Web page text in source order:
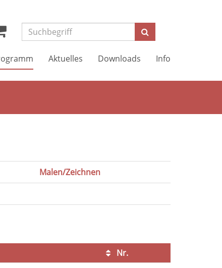
Suchen
Aktuelles Downloads Info
Malen/Zeichnen
Nr.
Kursstatus